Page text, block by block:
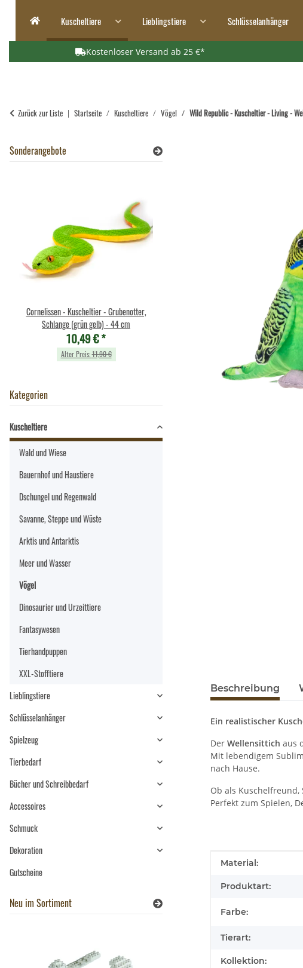
Kuscheltiere Lieblingstiere Schlüsselanhänger
Kostenloser Versand ab 25 €*
Zurück zur Liste Startseite Kuscheltiere Vögel Wild Republic - Kuscheltier - Living -
Beschreibung
Ein realistischer
Der Wellensittich aus
Mit lebendigem
nach Hause.
Ob als
Perfekt zum Spielen,
Produkteigenschaft
Wert
Material:
Produktart:
Farbe:
Tierart:
Kollektion:
Sonderangebote
Cornelissen - Kuscheltier - Grubenotter,
Schlange (grün gelb) - 44 cm
10,49 €*
Alter Preis:11,90 €
Cornelissen - Kuscheltier - Schwein - 21
11,90 €
Kategorien
Kuscheltiere
Wald und Wiese
Bauernhof und Haustiere
Dschungel und Regenwald
Savanne, Steppe und Wüste
Arktis und Antarktis
Meer und Wasser
Vögel
Dinosaurier und Urzeittiere
Fantasywesen
Tierhandpuppen
XXL-Stofftiere
Lieblingstiere
Schlüsselanhänger
Spielzeug
Tierbedarf
Bücher und Schreibbedarf
Accessoires
Schmuck
Dekoration
Gutscheine
Neu im Sortiment